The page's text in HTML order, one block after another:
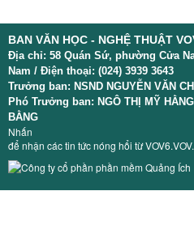
TÌM KIẾM
Vận hành bởi QI Corp
BAN VĂN HỌC - NGHỆ THUẬT
Địa chỉ: 58 Quán Sứ, phường Cửa
Nam / Điện thoại: (024) 3939 3643
Trưởng ban: NSND NGUYỄN VĂN
Phó Trưởng ban: NGÔ THỊ MỸ
BẰNG
Nhấn
để nhận các tin tức nóng hổi từ